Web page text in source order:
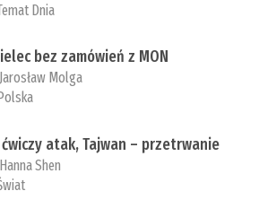
Dnia
bez zamówień z MON
Jarosław Molga
Polska
ćwiczy atak, Tajwan – przetrwanie
­Hanna Shen